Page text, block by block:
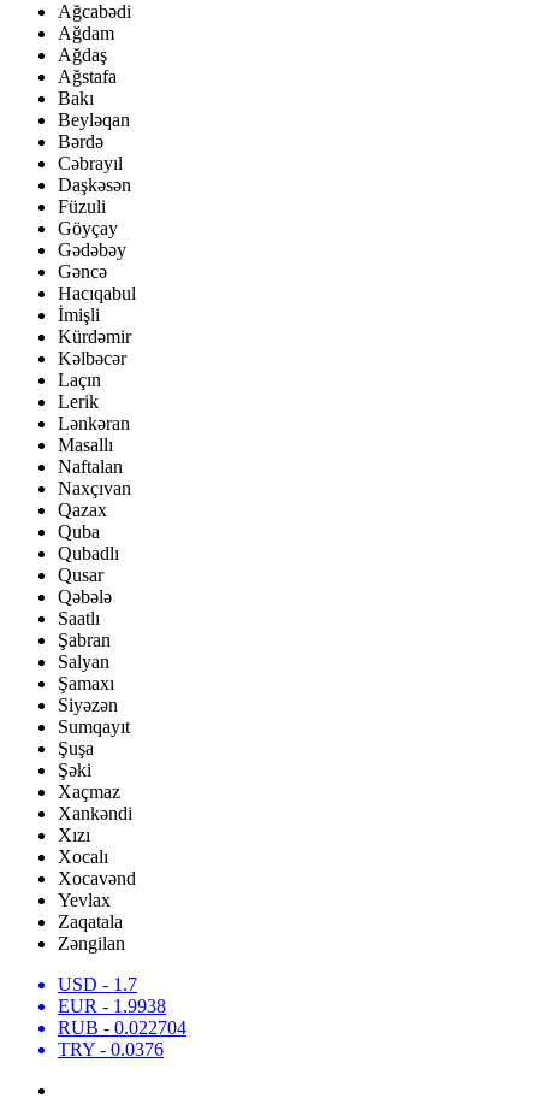
Ağcabədi
Ağdam
Ağdaş
Ağstafa
Bakı
Beyləqan
Bərdə
Cəbrayıl
Daşkəsən
Füzuli
Göyçay
Gədəbəy
Gəncə
Hacıqabul
İmişli
Kürdəmir
Kəlbəcər
Laçın
Lerik
Lənkəran
Masallı
Naftalan
Naxçıvan
Qazax
Quba
Qubadlı
Qusar
Qəbələ
Saatlı
Şabran
Salyan
Şamaxı
Siyəzən
Sumqayıt
Şuşa
Şəki
Xaçmaz
Xankəndi
Xızı
Xocalı
Xocavənd
Yevlax
Zaqatala
Zəngilan
USD - 1.7
EUR - 1.9938
RUB - 0.022704
TRY - 0.0376